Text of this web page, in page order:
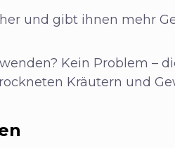
und gibt ihnen mehr
Kein Problem –
Kräutern und